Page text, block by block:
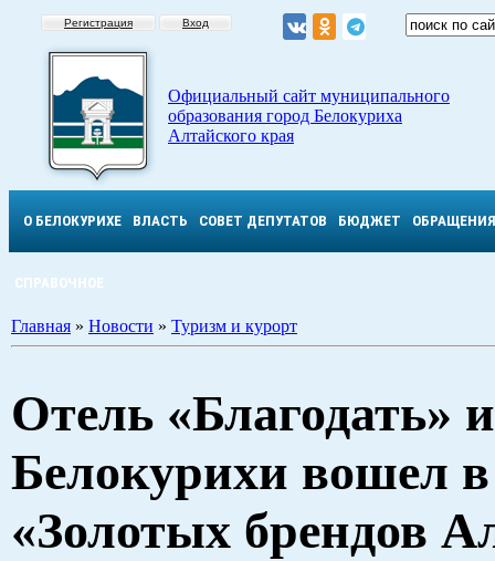
Регистрация Вход
Официальный сайт муниципального
образования город Белокуриха
Алтайского края
О БЕЛОКУРИХЕ ВЛАСТЬ СОВЕТ ДЕПУТАТОВ БЮДЖЕТ ОБРАЩЕНИЯ
СПРАВОЧНОЕ
Главная » Новости » Туризм и курорт
Отель «Благодать»
Белокурихи вошел
«Золотых брендов